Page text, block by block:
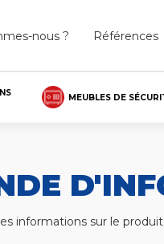
nous ? Références
MEUBLES DE
informations sur le